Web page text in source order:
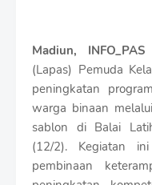
Madiun, INFO_PAS
(Lapas) Pemuda
peningkatan
warga binaan
sablon di Balai
(12/2). Kegiatan
pembinaan
g
n
W
i
t
h
S
r